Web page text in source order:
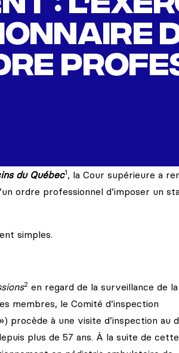
du Québec1, la Cour supérieure a
ordre professionnel d’imposer un
simples.
2 en regard de la surveillance de la
membres, le Comité d’inspection
») procède à une visite d’inspection au
plus de 57 ans. À la suite de